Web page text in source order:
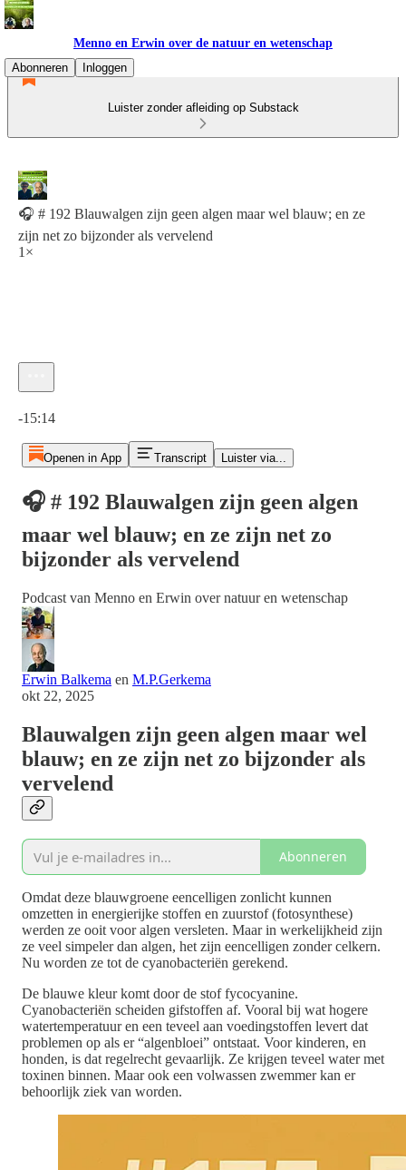
Menno en Erwin over de natuur en wetenschap
Abonneren
Inloggen
Luister zonder afleiding op Substack
🎧 # 192 Blauwalgen zijn geen algen maar wel blauw; en ze
zijn net zo bijzonder als vervelend
1×
-15:14
Openen in App Transcript Luister via...
🎧 # 192 Blauwalgen zijn geen algen
maar wel blauw; en ze zijn net zo
bijzonder als vervelend
Podcast van Menno en Erwin over natuur en wetenschap
Erwin Balkema en M.P.Gerkema
okt 22, 2025
Blauwalgen zijn geen algen maar wel
blauw; en ze zijn net zo bijzonder als
vervelend
Abonneren
Omdat deze blauwgroene eencelligen zonlicht kunnen
omzetten in energierijke stoffen en zuurstof (fotosynthese)
werden ze ooit voor algen versleten. Maar in werkelijkheid zijn
ze veel simpeler dan algen, het zijn eencelligen zonder celkern.
Nu worden ze tot de cyanobacteriën gerekend.
De blauwe kleur komt door de stof fycocyanine.
Cyanobacteriën scheiden gifstoffen af. Vooral bij wat hogere
watertemperatuur en een teveel aan voedingstoffen levert dat
problemen op als er “algenbloei” ontstaat. Voor kinderen, en
honden, is dat regelrecht gevaarlijk. Ze krijgen teveel water met
toxinen binnen. Maar ook een volwassen zwemmer kan er
behoorlijk ziek van worden.